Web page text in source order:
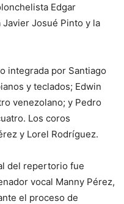
Edgar
Josué Pinto y la
integrada por Santiago
y teclados; Edwin
venezolano; y Pedro
Los coros
y Lorel Rodríguez.
del repertorio fue
vocal Manny Pérez,
el proceso de